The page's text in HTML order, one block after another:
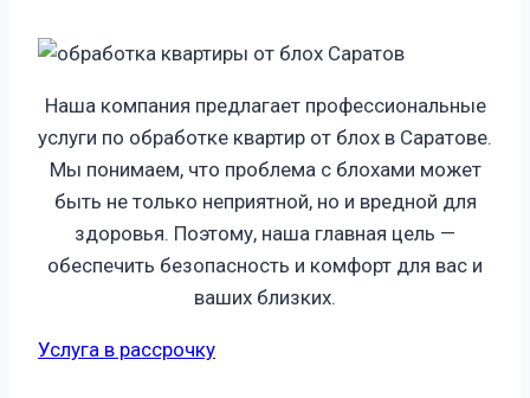
Наша компания предлагает профессиональные
услуги по обработке квартир от блох в Саратове.
Мы понимаем, что проблема с блохами может
быть не только неприятной, но и вредной для
здоровья. Поэтому, наша главная цель —
обеспечить безопасность и комфорт для вас и
ваших близких.
Услуга в рассрочку